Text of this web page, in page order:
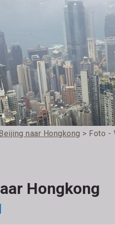
naar Hongkong > Foto -
Hongkong